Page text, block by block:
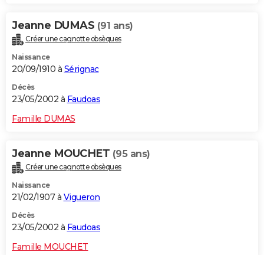
Jeanne DUMAS (91 ans)
Créer une cagnotte obsèques
Naissance
20/09/1910 à Sérignac
Décès
23/05/2002 à Faudoas
Famille DUMAS
Jeanne MOUCHET (95 ans)
Créer une cagnotte obsèques
Naissance
21/02/1907 à Vigueron
Décès
23/05/2002 à Faudoas
Famille MOUCHET